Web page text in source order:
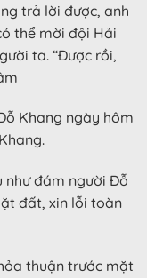
trả lời được, anh
thể mời đội Hải
ta. “Được rồi,
Khang ngày hôm
như đám người Đỗ
đất, xin lỗi toàn
thuận trước mặt